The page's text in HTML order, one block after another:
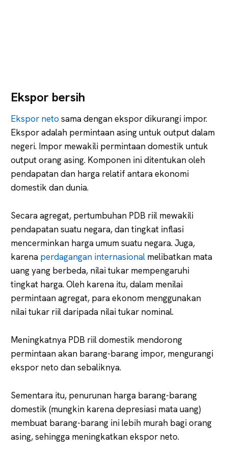
Ekspor bersih
Ekspor netosama dengan ekspor dikurangi impor.
Ekspor adalah permintaan asing untuk output dalam
negeri. Impor mewakili permintaan domestik untuk
output orang asing. Komponen ini ditentukan oleh
pendapatan dan harga relatif antara ekonomi
domestik dan dunia.
Secara agregat, pertumbuhan PDB riil mewakili
pendapatan suatu negara, dan tingkat inflasi
mencerminkan harga umum suatu negara. Juga,
karena perdagangan internasional melibatkan mata
uang yang berbeda, nilai tukar mempengaruhi
tingkat harga. Oleh karena itu, dalam menilai
permintaan agregat, para ekonom menggunakan
nilai tukar riil daripada nilai tukar nominal.
Meningkatnya PDB riil domestik mendorong
permintaan akan barang-barang impor, mengurangi
ekspor neto dan sebaliknya.
Sementara itu, penurunan harga barang-barang
domestik (mungkin karena depresiasi mata uang)
membuat barang-barang ini lebih murah bagi orang
asing, sehingga meningkatkan ekspor neto.